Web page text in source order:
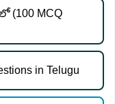
(100 MCQ
in Telugu